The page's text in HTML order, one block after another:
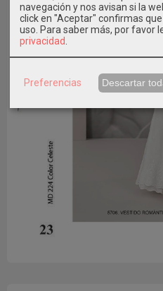
navegación y nos avisan si la
click en "Aceptar" confirmas
uso. Para saber más, por favor
privacidad
Preferencias Descartar